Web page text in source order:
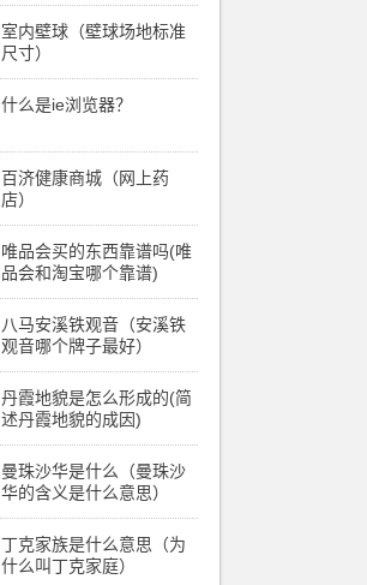
室内壁球（壁球场地标准
尺寸）
什么是ie浏览器？
百济健康商城（网上药
店）
唯品会买的东西靠谱吗(唯
品会和淘宝哪个靠谱)
八马安溪铁观音（安溪铁
观音哪个牌子最好）
丹霞地貌是怎么形成的(简
述丹霞地貌的成因)
曼珠沙华是什么（曼珠沙
华的含义是什么意思）
丁克家族是什么意思（为
什么叫丁克家庭）